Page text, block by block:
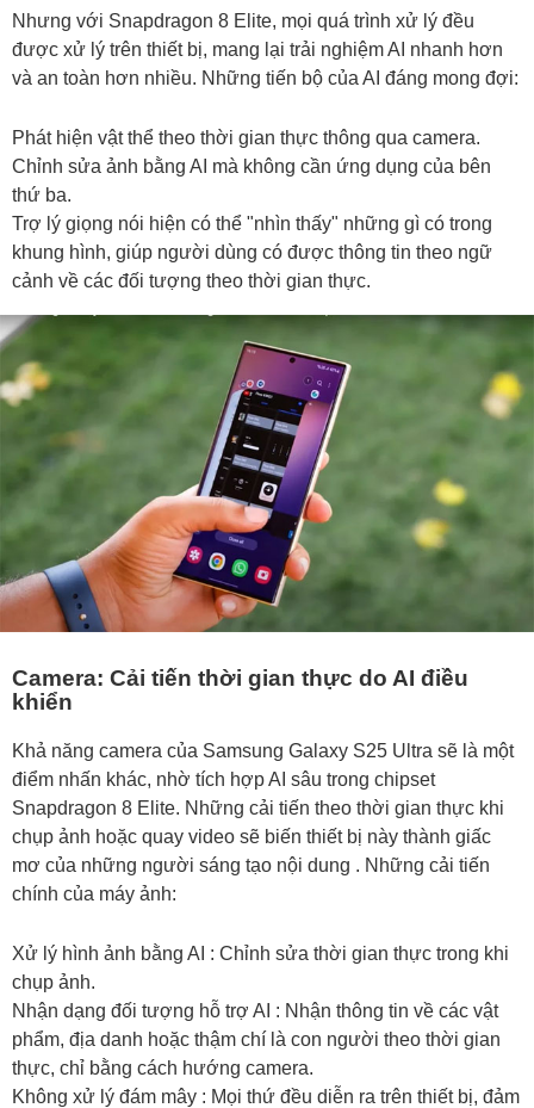
Nhưng với Snapdragon 8 Elite, mọi quá trình xử lý đều
được xử lý trên thiết bị, mang lại trải nghiệm AI nhanh hơn
và an toàn hơn nhiều. Những tiến bộ của AI đáng mong đợi:
Phát hiện vật thể theo thời gian thực thông qua camera.
Chỉnh sửa ảnh bằng AI mà không cần ứng dụng của bên
thứ ba.
Trợ lý giọng nói hiện có thể "nhìn thấy" những gì có trong
khung hình, giúp người dùng có được thông tin theo ngữ
cảnh về các đối tượng theo thời gian thực.
Camera: Cải tiến thời gian thực do AI điều
khiển
Khả năng camera của Samsung Galaxy S25 Ultra sẽ là một
điểm nhấn khác, nhờ tích hợp AI sâu trong chipset
Snapdragon 8 Elite. Những cải tiến theo thời gian thực khi
chụp ảnh hoặc quay video sẽ biến thiết bị này thành giấc
mơ của những người sáng tạo nội dung . Những cải tiến
chính của máy ảnh:
Xử lý hình ảnh bằng AI : Chỉnh sửa thời gian thực trong khi
chụp ảnh.
Nhận dạng đối tượng hỗ trợ AI : Nhận thông tin về các vật
phẩm, địa danh hoặc thậm chí là con người theo thời gian
thực, chỉ bằng cách hướng camera.
Không xử lý đám mây : Mọi thứ đều diễn ra trên thiết bị, đảm